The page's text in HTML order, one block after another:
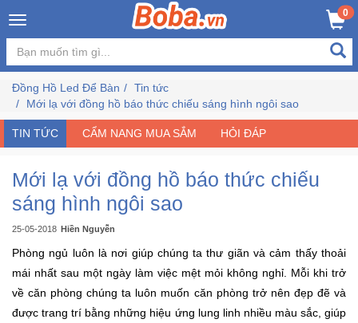
×
Đăng
nhập
ký
Trang
Chủ
Đang
Hot
Bán
0
Đồng Hồ Led Để Bàn
Tin tức
Mới lạ với đồng hồ báo thức chiếu sáng hình ngôi sao
TIN TỨC CẨM NANG MUA SẮM HỎI ĐÁP
Mới lạ với đồng hồ báo thức chiếu
sáng hình ngôi sao
25-05-2018 Hiền Nguyễn
Phòng ngủ luôn là nơi giúp chúng ta thư giãn và cảm thấy thoải
mái nhất sau một ngày làm việc mệt mỏi không nghỉ. Mỗi khi trở
về căn phòng chúng ta luôn muốn căn phòng trở nên đẹp đẽ và
được trang trí bằng những hiệu ứng lung linh nhiều màu sắc, giúp